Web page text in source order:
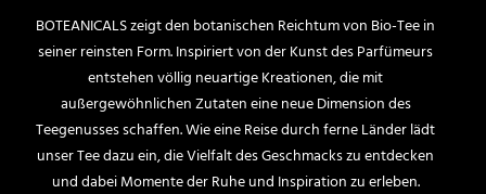
BOTEANICALS zeigt den botanischen Reichtum von Bio-Tee in
seiner reinsten Form. Inspiriert von der Kunst des Parfümeurs
entstehen völlig neuartige Kreationen, die mit
außergewöhnlichen Zutaten eine neue Dimension des
Teegenusses schaffen. Wie eine Reise durch ferne Länder lädt
unser Tee dazu ein, die Vielfalt des Geschmacks zu entdecken
und dabei Momente der Ruhe und Inspiration zu erleben.